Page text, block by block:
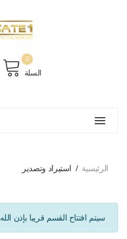
السلة
0
الرئيسية استيراد وتصدير
سيتم افتتاح القسم قريبا بإذن الله